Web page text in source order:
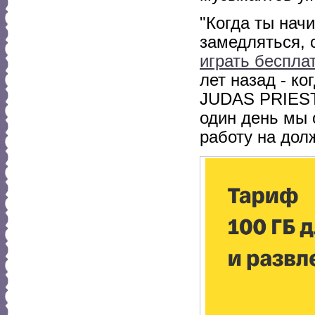
"Когда ты
замедляться,
играть
лет назад -
JUDAS
один день мы
работу на